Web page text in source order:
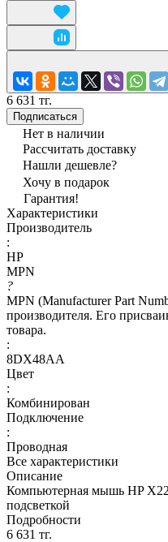
6 631 тг.
Подписаться
Нет в наличии
Рассчитать доставку
Нашли дешевле?
Хочу в подарок
Гарантия!
Характеристики
Производитель
:
HP
MPN
?
MPN (Manufacturer Part
производителя. Его
товара.
:
8DX48AA
Цвет
:
Комбинирован
Подключение
:
Проводная
Все характеристики
Описание
Компьютерная мышь HP
подсветкой
Подробности
6 631 тг.